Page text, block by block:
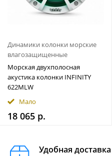
Динамики колонки морские
влагозащищенные
Морская двухполосная
акустика колонки INFINITY
622MLW
Мало
18 065 р.
Удобная доставка